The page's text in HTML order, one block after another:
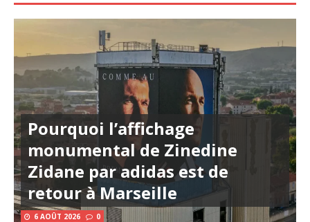
Pourquoi l’affichage
monumental de Zinedine
Zidane par adidas est de
retour à Marseille
6 AOÛT 2026 0